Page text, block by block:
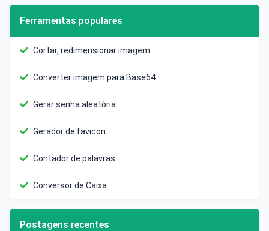
Ferramentas populares
Cortar, redimensionar imagem
Converter imagem para Base64
Gerar senha aleatória
Gerador de favicon
Contador de palavras
Conversor de Caixa
Postagens recentes